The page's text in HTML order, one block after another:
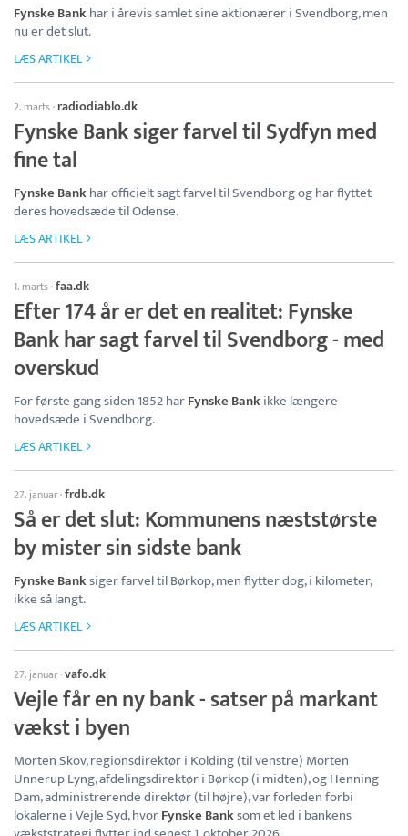
Fynske Bankhar i årevis samlet sine aktionærer i Svendborg, men
nu er det slut.
LÆS ARTIKEL
2. marts· radiodiablo.dk
Fynske Bank siger farvel til Sydfyn med
fine tal
Fynske Bankhar officielt sagt farvel til Svendborg og har flyttet
deres hovedsæde til Odense.
LÆS ARTIKEL
1. marts·faa.dk
Efter 174 år er det en realitet: Fynske
Bank har sagt farvel til Svendborg - med
overskud
For første gang siden 1852 harFynske Bankikke længere
hovedsæde i Svendborg.
LÆS ARTIKEL
27. januar·frdb.dk
Så er det slut: Kommunens næststørste
by mister sin sidste bank
Fynske Banksiger farvel til Børkop, men flytter dog, i kilometer,
ikke så langt.
LÆS ARTIKEL
27. januar·vafo.dk
Vejle får en ny bank - satser på markant
vækst i byen
Morten Skov, regionsdirektør i Kolding (til venstre) Morten
Unnerup Lyng, afdelingsdirektør i Børkop (i midten), og Henning
Dam, administrerende direktør (til højre), var forleden forbi
lokalerne i Vejle Syd, hvorFynske Banksom et led i bankens